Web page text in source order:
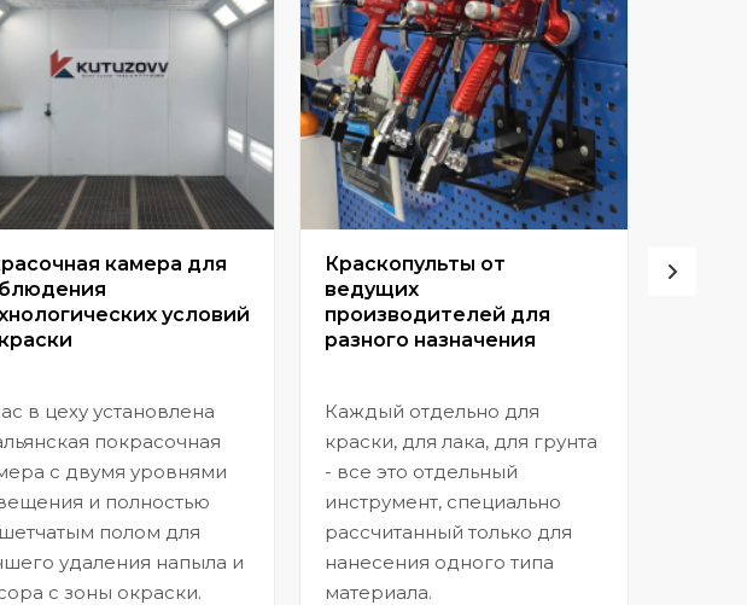
камера для
условий
в цеху установлена
покрасочная
с двумя уровнями
и полностью
полом для
удаления напыла и
с зоны окраски.
Краскопульты от
ведущих
производителей для
разного назначения
Каждый отдельно для
краски, для лака, для грунта
- все это отдельный
инструмент, специально
рассчитанный только для
нанесения одного типа
материала.